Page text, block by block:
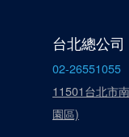
台北總公司
02-26551055
11501台北市
園區)